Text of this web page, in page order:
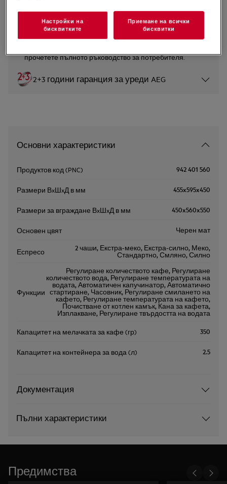
Инструкциите за безопасност и предупрежденията за
изброени в глава 1 и 2 на ръководството за
прочетете пълното ръководство за потребителя.
2+3 години гаранция за уреди AEG
Основни характеристики
Продуктов код (PNC) 942 401 560
Размери ВxШxД в мм 455x595x450
Размери за вграждане ВxШxД в мм 450x560x550
Основен цвят Черен мат
Еспресо 2 чаши, Екстра-меко, Екстра-силно, Меко,
Стандартно, Смляно, Силно
Функции
Регулиране количеството кафе, Регулиране
количеството вода, Регулиране температурата на
водата, Автоматичен капучинатор, Автоматично
стартиране, Часовник, Регулиране смилането на
кафето, Регулиране температурата на кафето,
Почистване от котлен камък, Кана за кафета,
Изплакване, Регулиране твърдостта на водата
Капацитет на мелaчката за кафе (гр) 350
Капацитет на контейнера за вода (л) 2.5
Документация
Пълни характеристики
Предимства
Настройки на
бисквитките
Приемане на всички
бисквитки